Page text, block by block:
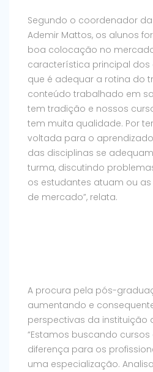
Segundo o coordenador
Ademir Mattos, os alunos
boa colocação no
característica principal dos
que é adequar a rotina do
conteúdo trabalhado em
tem tradição e nossos
tem muita qualidade. Por
voltada para o
das disciplinas se
turma, discutindo
os estudantes atuam ou
de mercado”, relata.
A procura pela pós-
aumentando e
perspectivas da instituição
“Estamos buscando
diferença para os
uma especialização.